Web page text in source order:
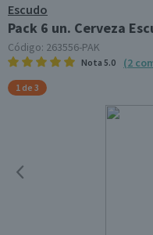
Escudo
Pack 6 un. Cerveza
Código: 263556-PAK
Nota 5.0 (2
1 de 3